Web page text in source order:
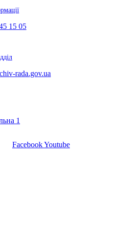
15 05
rada.gov.ua
1
FacebookYoutube